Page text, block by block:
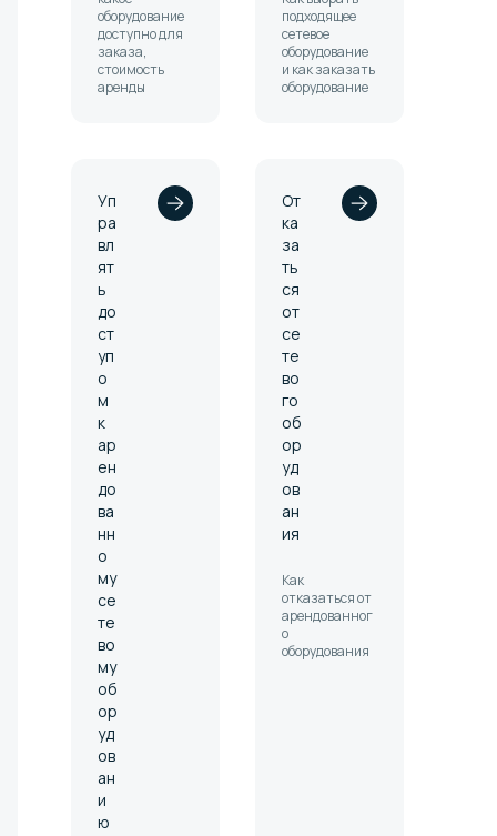
оборудование
доступно для
заказа,
стоимость
аренды
подходящее
сетевое
оборудование
и как заказать
оборудование
Уп
ра
вл
ят
ь
до
ст
уп
о
м
к
ар
ен
до
ва
нн
о
му
се
те
во
му
об
ор
уд
ов
ан
и
ю
От
ка
за
ть
ся
от
се
те
во
го
об
ор
уд
ов
ан
ия
Как
отказаться от
арендованног
о
оборудования